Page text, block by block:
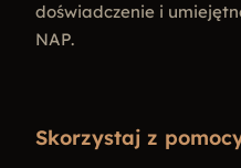
doświadczenie i
NAP.
Skorzystaj z